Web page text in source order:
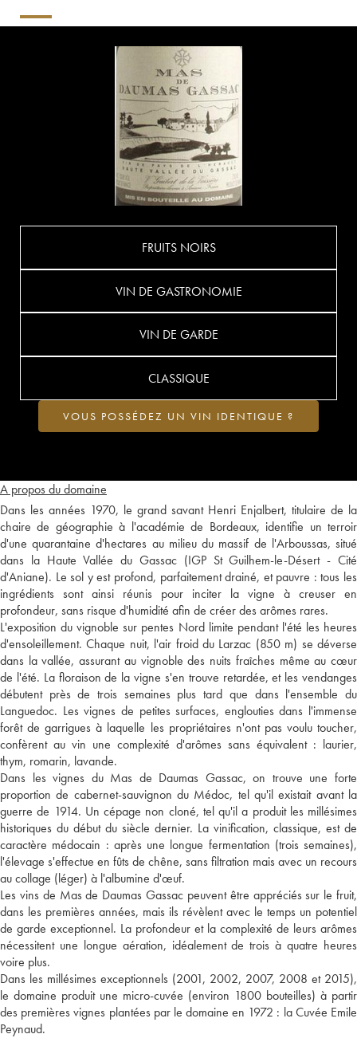
A propos du domaine
Dans les années 1970, le grand savant Henri Enjalbert, titulaire de la
chaire de géographie à l'académie de Bordeaux, identifie un terroir
d'une quarantaine d'hectares au milieu du massif de l'Arboussas, situé
dans la Haute Vallée du Gassac (IGP St Guilhem-le-Désert - Cité
d'Aniane). Le sol y est profond, parfaitement drainé, et pauvre : tous les
ingrédients sont ainsi réunis pour inciter la vigne à creuser en
profondeur, sans risque d'humidité afin de créer des arômes rares.
L'exposition du vignoble sur pentes Nord limite pendant l'été les heures
d'ensoleillement. Chaque nuit, l'air froid du Larzac (850 m) se déverse
dans la vallée, assurant au vignoble des nuits fraîches même au cœur
de l'été. La floraison de la vigne s'en trouve retardée, et les vendanges
débutent près de trois semaines plus tard que dans l'ensemble du
Languedoc. Les vignes de petites surfaces, englouties dans l'immense
forêt de garrigues à laquelle les propriétaires n'ont pas voulu toucher,
confèrent au vin une complexité d'arômes sans équivalent : laurier,
thym, romarin, lavande.
Dans les vignes du Mas de Daumas Gassac, on trouve une forte
proportion de cabernet-sauvignon du Médoc, tel qu'il existait avant la
guerre de 1914. Un cépage non cloné, tel qu'il a produit les millésimes
historiques du début du siècle dernier. La vinification, classique, est de
caractère médocain : après une longue fermentation (trois semaines),
l'élevage s'effectue en fûts de chêne, sans filtration mais avec un recours
au collage (léger) à l'albumine d'œuf.
Les vins de Mas de Daumas Gassac peuvent être appréciés sur le fruit,
dans les premières années, mais ils révèlent avec le temps un potentiel
de garde exceptionnel. La profondeur et la complexité de leurs arômes
nécessitent une longue aération, idéalement de trois à quatre heures
voire plus.
Dans les millésimes exceptionnels (2001, 2002, 2007, 2008 et 2015),
le domaine produit une micro-cuvée (environ 1800 bouteilles) à partir
des premières vignes plantées par le domaine en 1972 : la Cuvée Emile
Peynaud.
FRUITS NOIRS
VIN DE GASTRONOMIE
VIN DE GARDE
CLASSIQUE
VOUS POSSÉDEZ UN VIN IDENTIQUE ?